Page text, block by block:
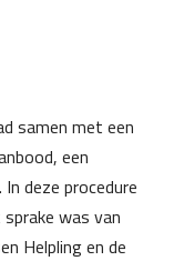
samen met een
een
deze procedure
was van
Helpling en de